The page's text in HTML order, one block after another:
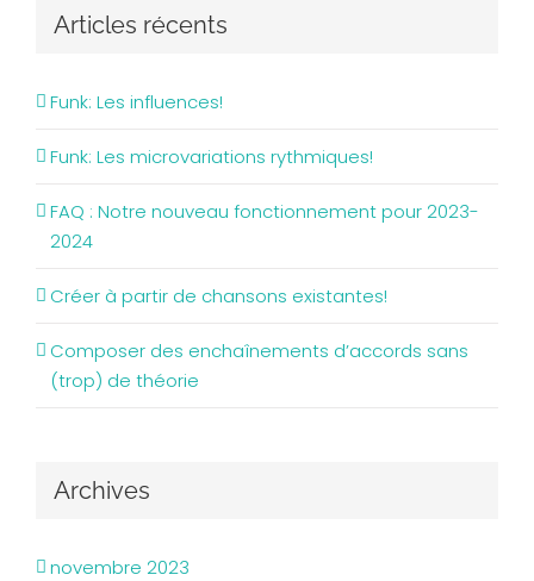
Articles récents
Funk: Les influences!
Funk: Les microvariations rythmiques!
FAQ : Notre nouveau fonctionnement pour 2023-
2024
Créer à partir de chansons existantes!
Composer des enchaînements d’accords sans
(trop) de théorie
Archives
novembre 2023